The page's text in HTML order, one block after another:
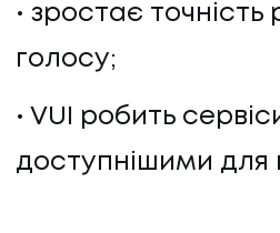
зростає точність
голосу;
VUI робить
доступнішими для
Політика